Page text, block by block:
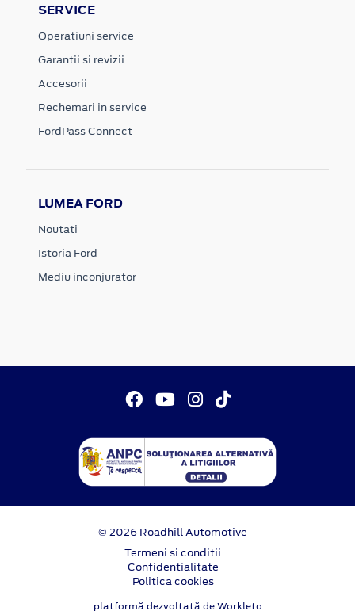
SERVICE
Operatiuni service
Garantii si revizii
Accesorii
Rechemari in service
FordPass Connect
LUMEA FORD
Noutati
Istoria Ford
Mediu inconjurator
© 2026 Roadhill Automotive
Termeni si conditii
Confidentialitate
Politica cookies
platformă dezvoltată de Workleto